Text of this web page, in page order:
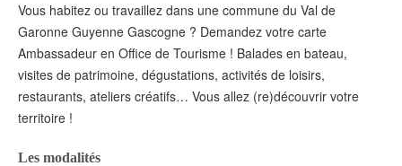
Vous habitez ou travaillez dans une commune du Val de
Garonne Guyenne Gascogne ? Demandez votre carte
Ambassadeur en Office de Tourisme ! Balades en bateau,
visites de patrimoine, dégustations, activités de loisirs,
restaurants, ateliers créatifs… Vous allez (re)découvrir votre
territoire !
Les modalités